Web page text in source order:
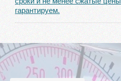
гарантируем.